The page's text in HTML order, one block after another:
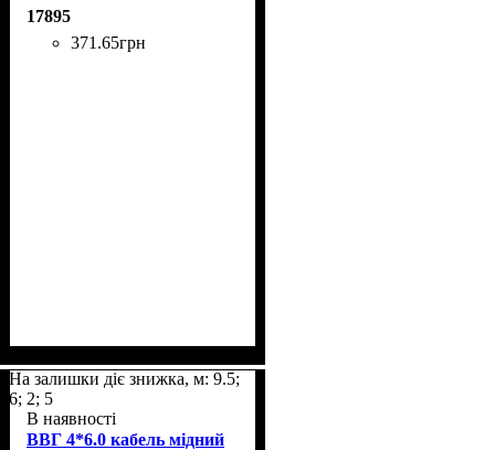
17895
371 .65грн
На залишки діє знижка, м: 9.5;
6; 2; 5
В наявності
ВВГ 4*6.0 кабель мідний